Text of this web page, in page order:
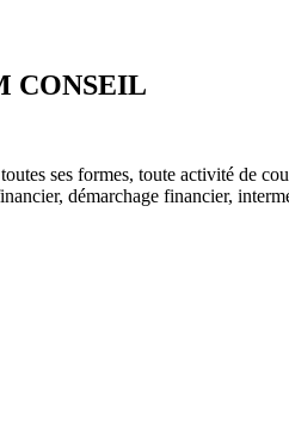
CONSEIL
ses formes, toute activité de
démarchage financier,